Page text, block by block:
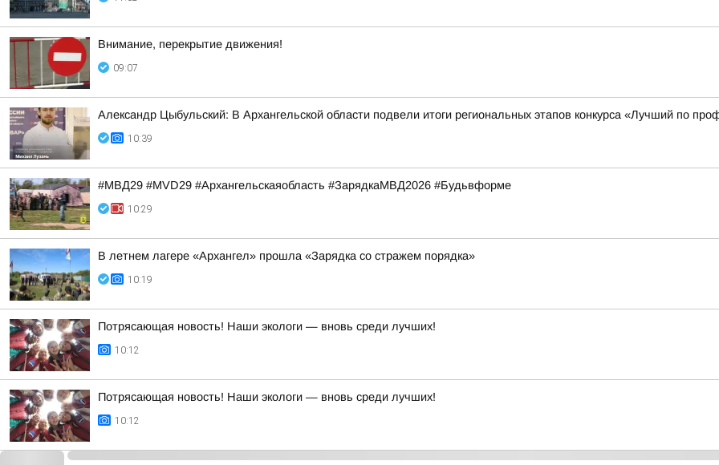
Внимание, перекрытие движения!
09:07
Александр Цыбульский: В Архангельской области подвели итоги региональных этапов конкурса «Лучший по
10:39
#МВД29 #MVD29 #Архангельскаяобласть #ЗарядкаМВД2026 #Будьвформе
10:29
В летнем лагере «Архангел» прошла «Зарядка со стражем порядка»
10:19
Потрясающая новость! Наши экологи — вновь среди лучших!
10:12
Потрясающая новость! Наши экологи — вновь среди лучших!
10:12